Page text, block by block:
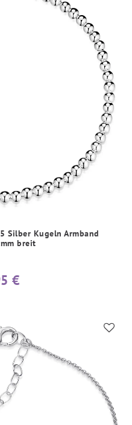
Silber Kugeln Armband
breit
€